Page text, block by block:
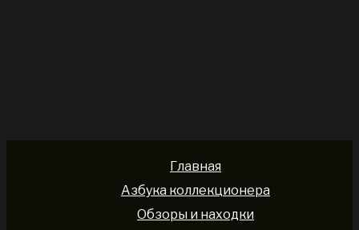
Главная
Азбука коллекционера
Обзоры и находки